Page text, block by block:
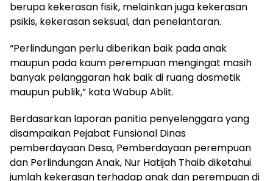
berupa kekerasan fisik, melainkan juga kekerasan
psikis, kekerasan seksual, dan penelantaran.
“Perlindungan perlu diberikan baik pada anak
maupun pada kaum perempuan mengingat masih
banyak pelanggaran hak baik di ruang dosmetik
maupun publik,” kata Wabup Ablit.
Berdasarkan laporan panitia penyelenggara yang
disampaikan Pejabat Funsional Dinas
pemberdayaan Desa, Pemberdayaan perempuan
dan Perlindungan Anak, Nur Hatijah Thaib diketahui
jumlah kekerasan terhadap anak dan perempuan di